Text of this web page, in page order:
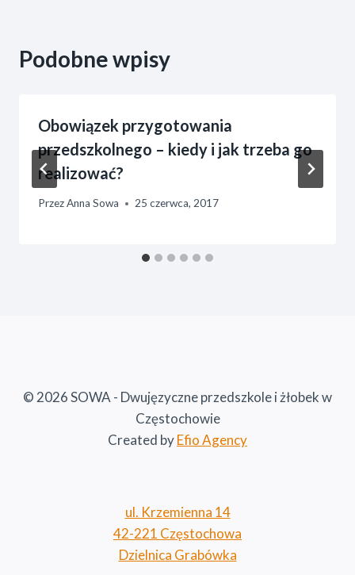
Podobne wpisy
Obowiązek przygotowania
przedszkolnego – kiedy i jak trzeba go
realizować?
PrzezAnna Sowa 25 czerwca, 2017
© 2026 SOWA - Dwujęzyczne przedszkole i żłobek w
Częstochowie
Created byEfio Agency
ul. Krzemienna 14
42-221 Częstochowa
Dzielnica Grabówka